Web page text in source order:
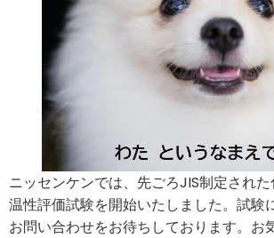
ニッセンケンでは、先ごろJIS制定され
温性評価試験を開始いたしました。試験
お問い合わせをお待ちしております。お